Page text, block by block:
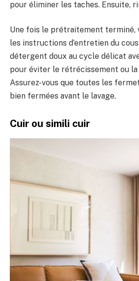
pour éliminer les taches. Ensuite,
Une fois le prétraitement terminé,
les instructions d’entretien du
détergent doux au cycle délicat
pour éviter le rétrécissement ou
Assurez-vous que toutes les
bien fermées avant le lavage.
Cuir ou simili cuir